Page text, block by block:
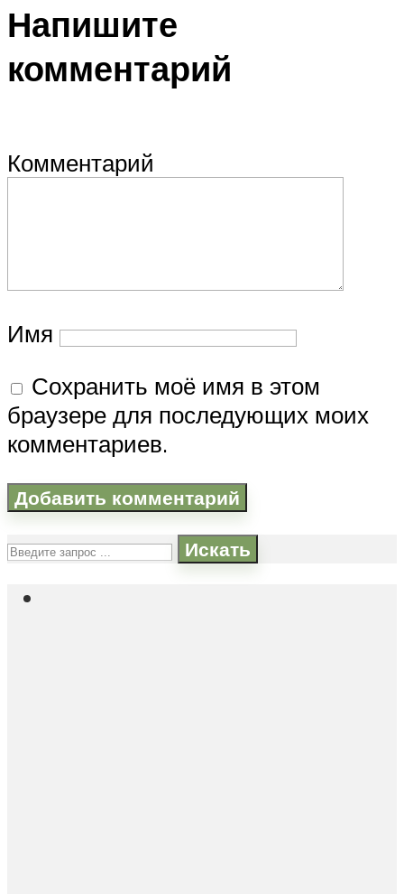
Напишите
комментарий
Комментарий
Имя
Сохранить моё имя в этом
браузере для последующих моих
комментариев.
Искать